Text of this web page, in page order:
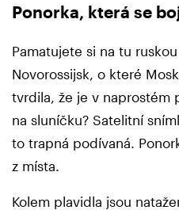
Ponorka, která se
Pamatujete si na tu
Novorossijsk, o které
tvrdila, že je v naprostém
na sluníčku? Satelitní
to trapná podívaná.
z místa.
Kolem plavidla jsou